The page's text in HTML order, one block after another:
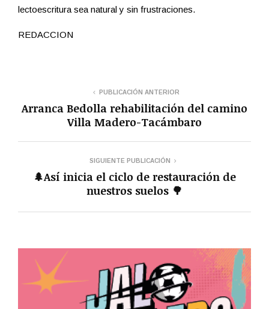
lectoescritura sea natural y sin frustraciones.
REDACCION
PUBLICACIÓN ANTERIOR
Arranca Bedolla rehabilitación del camino
Villa Madero-Tacámbaro
SIGUIENTE PUBLICACIÓN
🌲Así inicia el ciclo de restauración de
nuestros suelos 🌳